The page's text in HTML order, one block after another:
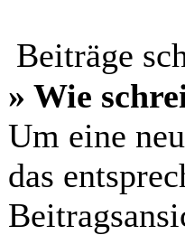
Beiträge
» Wie
Um eine
das